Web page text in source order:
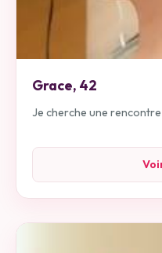
Grace, 42
Je cherche une rencontre